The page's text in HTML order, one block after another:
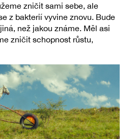
zničit sami sebe, ale
z bakterií vyvine znovu. Bude
než jakou známe. Měl asi
zničit schopnost růstu,